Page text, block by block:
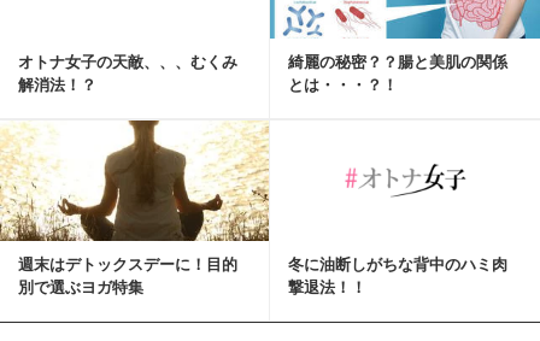
オトナ女子の天敵、、、むくみ
解消法！？
綺麗の秘密？？腸と美肌の関係
とは・・・？！
週末はデトックスデーに！目的
別で選ぶヨガ特集
冬に油断しがちな背中のハミ肉
撃退法！！